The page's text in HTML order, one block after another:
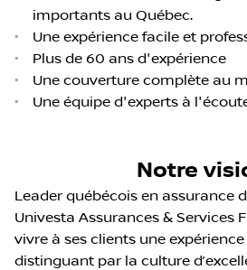
importants au Québec.
•
Une expérience facile et
•
Plus de 60 ans d'expérience
•
Une couverture complète au
•
Une équipe d'experts à
Notre
Leader québécois en assurance
Univesta Assurances & Services
vivre à ses clients une
distinguant par la culture